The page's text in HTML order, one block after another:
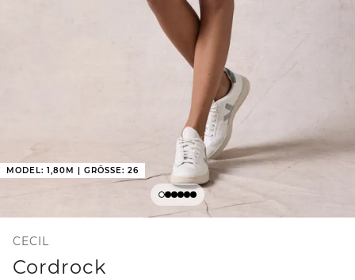
MODEL: 1,80M | GRÖSSE: 26
CECIL
Cordrock